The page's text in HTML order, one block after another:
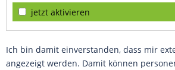
jetzt aktivieren
Ich bin damit einverstanden, dass mir
angezeigt werden. Damit können